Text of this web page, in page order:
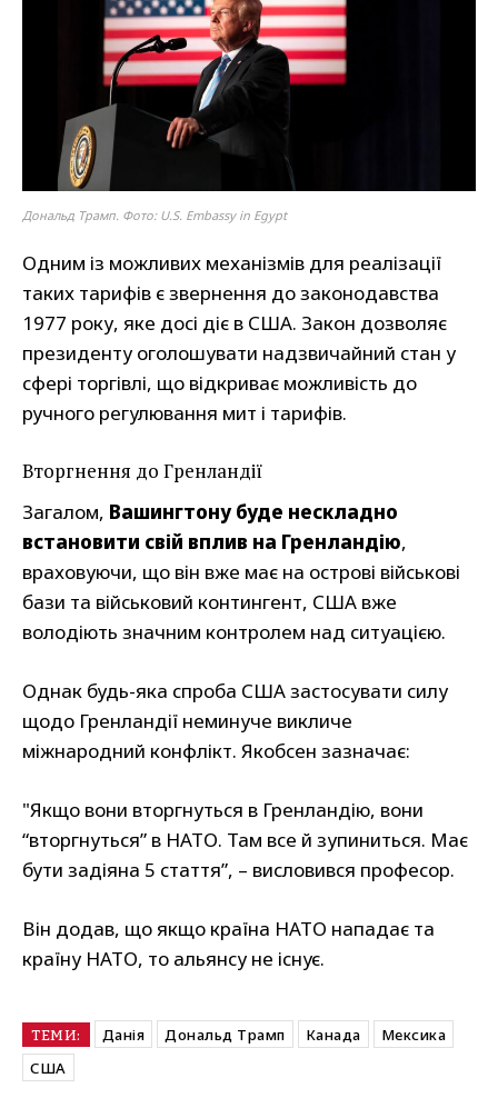
Дональд Трамп. Фото: U.S. Embassy in Egypt
Одним із можливих механізмів для реалізації
таких тарифів є звернення до законодавства
1977 року, яке досі діє в США. Закон дозволяє
президенту оголошувати надзвичайний стан у
сфері торгівлі, що відкриває можливість до
ручного регулювання мит і тарифів.
Вторгнення до Гренландії
Загалом, Вашингтону буде нескладно
встановити свій вплив на Гренландію,
враховуючи, що він вже має на острові військові
бази та військовий контингент, США вже
володіють значним контролем над ситуацією.
Однак будь-яка спроба США застосувати силу
щодо Гренландії неминуче викличе
міжнародний конфлікт. Якобсен зазначає:
"Якщо вони вторгнуться в Гренландію, вони
“вторгнуться” в НАТО. Там все й зупиниться. Має
бути задіяна 5 стаття”, – висловився професор.
Він додав, що якщо країна НАТО нападає та
країну НАТО, то альянсу не існує.
ТЕМИ: Данія Дональд Трамп Канада
Мексика
США